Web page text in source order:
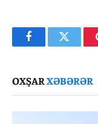
FacebookTwitter
OXŞARXƏBƏRƏR